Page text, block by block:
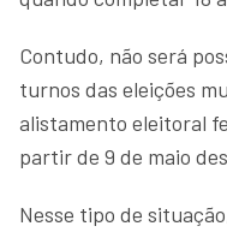
Contudo, não será
turnos das eleições
alistamento eleitoral
partir de 9 de maio
Nesse tipo de